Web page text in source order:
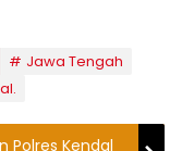
Jawa Tengah
Polres Kendal